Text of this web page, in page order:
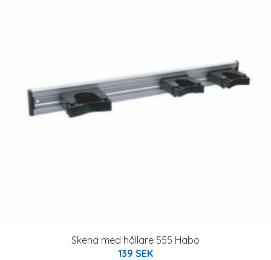
Skena med hållare 555 Habo
139 SEK